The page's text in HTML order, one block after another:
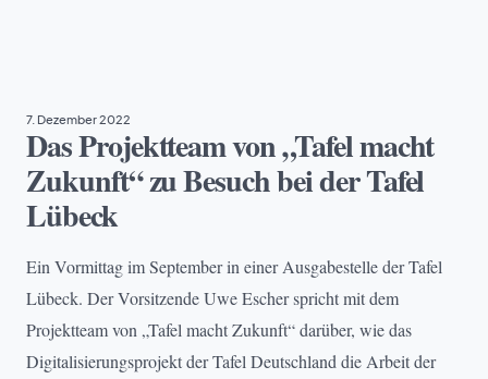
7. Dezember 2022
Das Projektteam von „Tafel macht
Zukunft“ zu Besuch bei der Tafel
Lübeck
Ein Vormittag im September in einer Ausgabestelle der Tafel
Lübeck. Der Vorsitzende Uwe Escher spricht mit dem
Projektteam von „Tafel macht Zukunft“ darüber, wie das
Digitalisierungsprojekt der Tafel Deutschland die Arbeit der